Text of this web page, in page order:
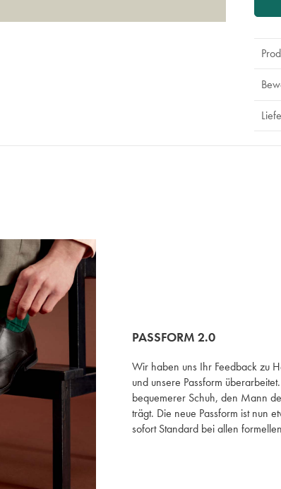
PASSFORM 2.0
Wir haben uns Ihr Feedback zu
und unsere Passform
bequemerer Schuh, den Mann
trägt. Die neue Passform ist nun
sofort Standard bei allen